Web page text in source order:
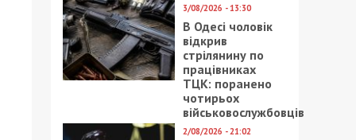
3/08/2026 - 13:30
В Одесі чоловік
відкрив
стрілянину по
працівниках
ТЦК: поранено
чотирьох
військовослужбовців
2/08/2026 - 21:02